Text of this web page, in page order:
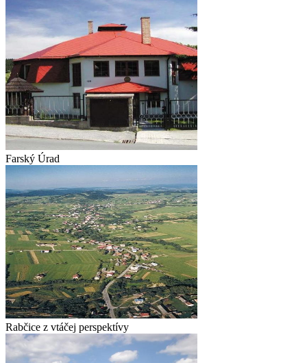
Farský Úrad
Rabčice z vtáčej perspektívy